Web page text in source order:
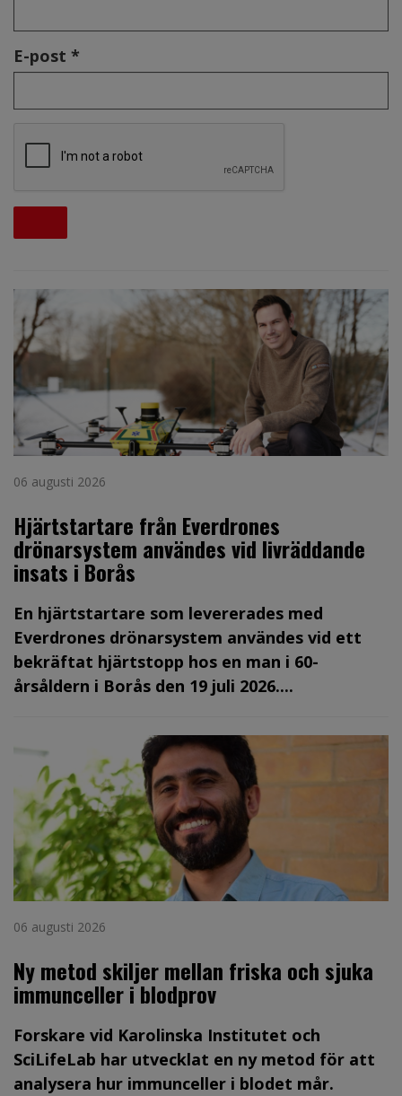
E-post *
06 augusti 2026
Hjärtstartare från Everdrones
drönarsystem användes vid livräddande
insats i Borås
En hjärtstartare som levererades med
Everdrones drönarsystem användes vid ett
bekräftat hjärtstopp hos en man i 60-
årsåldern i Borås den 19 juli 2026....
06 augusti 2026
Ny metod skiljer mellan friska och sjuka
immunceller i blodprov
Forskare vid Karolinska Institutet och
SciLifeLab har utvecklat en ny metod för att
analysera hur immunceller i blodet mår.